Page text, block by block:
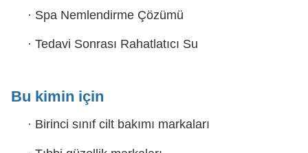
· Spa Nemlendirme Çözümü
· Tedavi Sonrası Rahatlatıcı Su
Bu kimin için
· Birinci sınıf cilt bakımı markaları